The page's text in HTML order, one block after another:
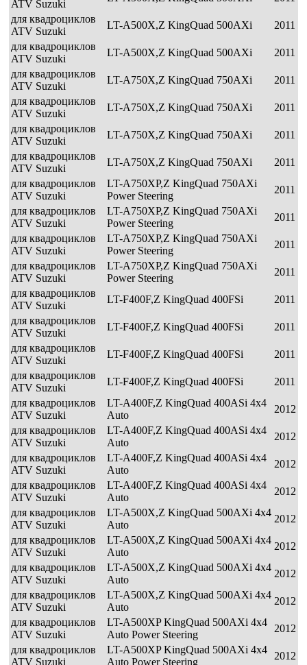
ATV Suzuki
для квадроциклов
ATV Suzuki
LT-A500X,Z KingQuad 500AXi
2011
для квадроциклов
ATV Suzuki
LT-A500X,Z KingQuad 500AXi
2011
для квадроциклов
ATV Suzuki
LT-A750X,Z KingQuad 750AXi
2011
для квадроциклов
ATV Suzuki
LT-A750X,Z KingQuad 750AXi
2011
для квадроциклов
ATV Suzuki
LT-A750X,Z KingQuad 750AXi
2011
для квадроциклов
ATV Suzuki
LT-A750X,Z KingQuad 750AXi
2011
для квадроциклов
ATV Suzuki
LT-A750XP,Z KingQuad 750AXi
Power Steering
2011
для квадроциклов
ATV Suzuki
LT-A750XP,Z KingQuad 750AXi
Power Steering
2011
для квадроциклов
ATV Suzuki
LT-A750XP,Z KingQuad 750AXi
Power Steering
2011
для квадроциклов
ATV Suzuki
LT-A750XP,Z KingQuad 750AXi
Power Steering
2011
для квадроциклов
ATV Suzuki
LT-F400F,Z KingQuad 400FSi
2011
для квадроциклов
ATV Suzuki
LT-F400F,Z KingQuad 400FSi
2011
для квадроциклов
ATV Suzuki
LT-F400F,Z KingQuad 400FSi
2011
для квадроциклов
ATV Suzuki
LT-F400F,Z KingQuad 400FSi
2011
для квадроциклов
ATV Suzuki
LT-A400F,Z KingQuad 400ASi 4x4
Auto
2012
для квадроциклов
ATV Suzuki
LT-A400F,Z KingQuad 400ASi 4x4
Auto
2012
для квадроциклов
ATV Suzuki
LT-A400F,Z KingQuad 400ASi 4x4
Auto
2012
для квадроциклов
ATV Suzuki
LT-A400F,Z KingQuad 400ASi 4x4
Auto
2012
для квадроциклов
ATV Suzuki
LT-A500X,Z KingQuad 500AXi 4x4
Auto
2012
для квадроциклов
ATV Suzuki
LT-A500X,Z KingQuad 500AXi 4x4
Auto
2012
для квадроциклов
ATV Suzuki
LT-A500X,Z KingQuad 500AXi 4x4
Auto
2012
для квадроциклов
ATV Suzuki
LT-A500X,Z KingQuad 500AXi 4x4
Auto
2012
для квадроциклов
ATV Suzuki
LT-A500XP KingQuad 500AXi 4x4
Auto Power Steering
2012
для квадроциклов
ATV Suzuki
LT-A500XP KingQuad 500AXi 4x4
Auto Power Steering
2012